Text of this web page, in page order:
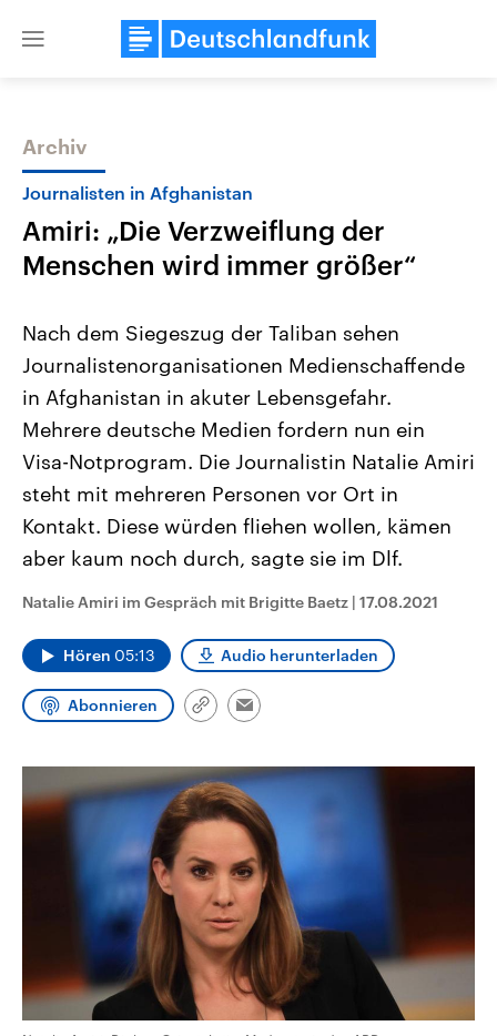
Close
Themen
Landtagswahl Sachsen-Anhalt
2026
Alle Informationen
Sachsen-Anhalt wählt am 6.
September 2026 einen neuen
Landtag. Seit 2021 wird das
Bundesland von einer Koalition aus
Umfragen, Prognosen,
Wahlprogramme, aktuelle Berichte
und Hintergründe zu den Parteien
Wahl.
Aktuelle Beiträge,
Hintergründe
Wirtschaftlich und
gehören die Vereinigten
den mächtigsten Ländern
mit großem Einfluss auf
Sendungen Programm Podcasts
Archiv
Journalisten in Afghanistan
Amiri: „Die Verzweiflung der
Menschen wird immer größer“
Nach dem Siegeszug der Taliban sehen
Journalistenorganisationen Medienschaffende
in Afghanistan in akuter Lebensgefahr.
Mehrere deutsche Medien fordern nun ein
Visa-Notprogram. Die Journalistin Natalie Amiri
steht mit mehreren Personen vor Ort in
Kontakt. Diese würden fliehen wollen, kämen
aber kaum noch durch, sagte sie im Dlf.
Natalie Amiri im Gespräch mit Brigitte Baetz | 17.08.2021
Hören 05:13 Audio herunterladen
Abonnieren
Link
Email